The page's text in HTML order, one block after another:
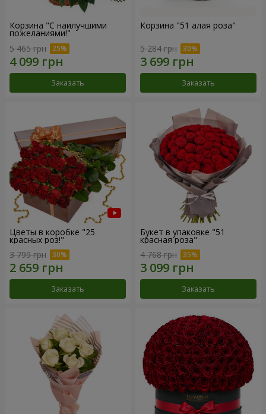
Корзина "С наилучшими
пожеланиями!"
5 465 грн
Заказать
Корзина "51 алая роза"
5 284 грн
Заказать
Цветы в коробке "25
красных роз!"
3 799 грн
Заказать
Букет в упаковке "51
красная роза"
4 768 грн
Заказать